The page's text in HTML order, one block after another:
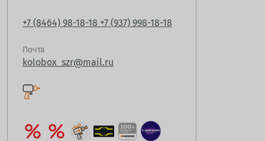
+7 (8464) 98-18-18 +7 (937) 998-18-18
Почта
kolobox_szr@mail.ru